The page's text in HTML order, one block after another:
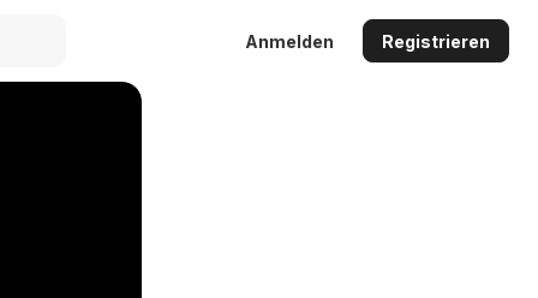
Anmelden Registrieren